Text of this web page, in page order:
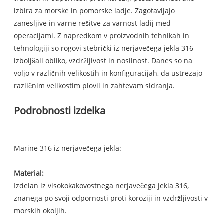
izbira za morske in pomorske ladje. Zagotavljajo
zanesljive in varne rešitve za varnost ladij med
operacijami. Z napredkom v proizvodnih tehnikah in
tehnologiji so rogovi stebrički iz nerjavečega jekla 316
izboljšali obliko, vzdržljivost in nosilnost. Danes so na
voljo v različnih velikostih in konfiguracijah, da ustrezajo
različnim velikostim plovil in zahtevam sidranja.
Podrobnosti izdelka
Marine 316 iz nerjavečega jekla:
Material:
Izdelan iz visokokakovostnega nerjavečega jekla 316,
znanega po svoji odpornosti proti koroziji in vzdržljivosti v
morskih okoljih.